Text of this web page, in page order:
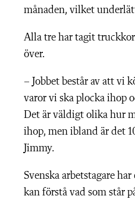
månaden, vilket
Alla tre har tagit
över.
– Jobbet består av att vi
varor vi ska plocka ihop
Det är väldigt olika hur
ihop, men ibland är det
Jimmy.
Svenska arbetstagare
kan förstå vad som står